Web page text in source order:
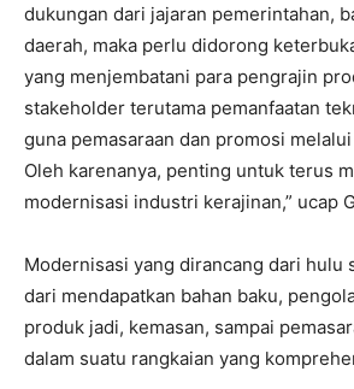
dukungan dari jajaran pemerintahan,
daerah, maka perlu didorong
yang menjembatani para pengrajin
stakeholder terutama pemanfaatan
guna pemasaraan dan promosi
Oleh karenanya, penting untuk terus
modernisasi industri kerajinan,” ucap
Modernisasi yang dirancang dari hulu
dari mendapatkan bahan baku,
produk jadi, kemasan, sampai
dalam suatu rangkaian yang